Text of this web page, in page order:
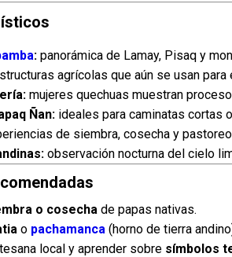
: panorámica de Lamay, Pisaq y
agrícolas que aún se usan
mujeres quechuas muestran
Ñan: ideales para caminatas cortas
de siembra, cosecha y
observación nocturna del cielo
o cosecha de papas nativas.
o pachamanca (horno de tierra
local y aprender sobre símbolos